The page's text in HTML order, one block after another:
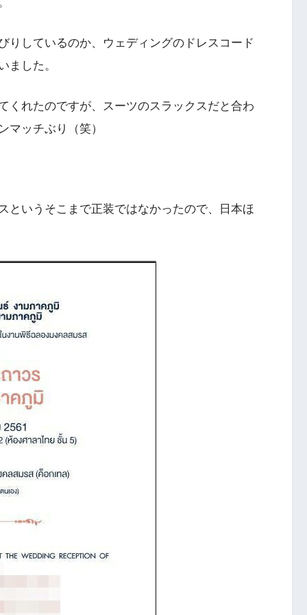
りしているのか、ウェディングのドレスコード
ました。
くれたのですが、スーツのスラックスだと合わ
マッチぶり（笑）
というそこまで正装ではなかったので、日本ほ